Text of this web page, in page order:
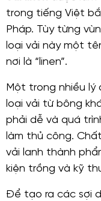
trong tiếng Việt
Pháp. Tùy từng
loại vải này một
nơi là “linen”.
Một trong nhiều lý
loại vải từ bông
phải dễ và quá
làm thủ công.
vải lanh thành
kiện trồng và kỹ
Để tạo ra các sợi